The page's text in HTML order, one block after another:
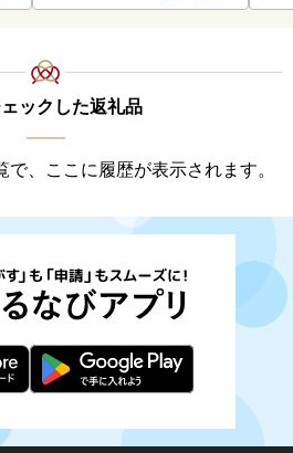
ックした返礼品
、ここに履歴が表示されます。